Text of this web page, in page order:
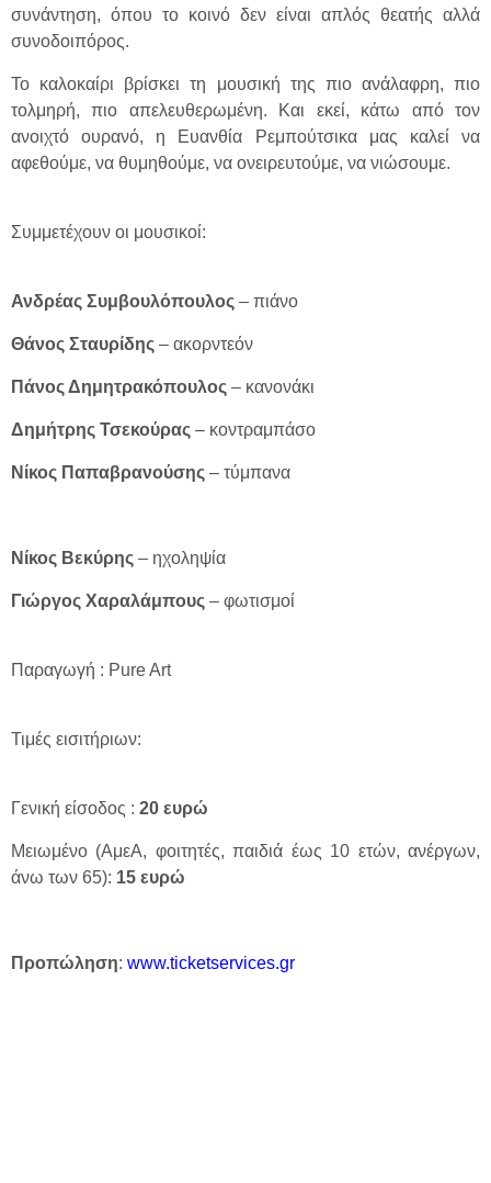
συνάντηση, όπου το κοινό δεν είναι απλός θεατής αλλά
συνοδοιπόρος.
Το καλοκαίρι βρίσκει τη μουσική της πιο ανάλαφρη, πιο
τολμηρή, πιο απελευθερωμένη. Και εκεί, κάτω από τον
ανοιχτό ουρανό, η Ευανθία Ρεμπούτσικα μας καλεί να
αφεθούμε, να θυμηθούμε, να ονειρευτούμε, να νιώσουμε.
Συμμετέχουν οι μουσικοί:
Ανδρέας Συμβουλόπουλος – πιάνο
Θάνος Σταυρίδης – ακορντεόν
Πάνος Δημητρακόπουλος – κανονάκι
Δημήτρης Τσεκούρας – κοντραμπάσο
Νίκος Παπαβρανούσης – τύμπανα
Νίκος Βεκύρης – ηχοληψία
Γιώργος Χαραλάμπους – φωτισμοί
Παραγωγή : Pure Art
Τιμές εισιτήριων:
Γενική είσοδος : 20 ευρώ
Μειωμένο (ΑμεΑ, φοιτητές, παιδιά έως 10 ετών, ανέργων,
άνω των 65): 15 ευρώ
Προπώληση: www.ticketservices.gr